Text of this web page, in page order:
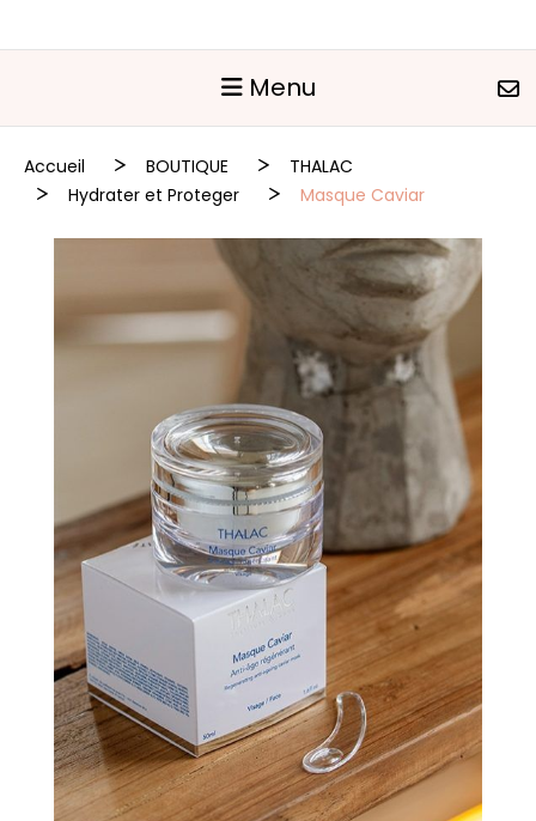
Menu
Accueil BOUTIQUE
THALAC
Hydrater et Proteger
Masque Caviar